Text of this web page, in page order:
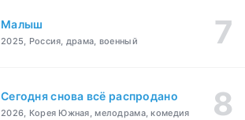
Малыш
2025, Россия, драма, военный
Сегодня снова всё распродано
2026, Корея Южная, мелодрама, комедия